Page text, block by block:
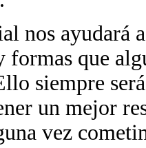
nos ayudará
formas que
siempre
un mejor
vez